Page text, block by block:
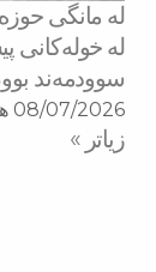
له‌ خولەكانی
سوودمه‌ند
08/07/2026
زیاتر »